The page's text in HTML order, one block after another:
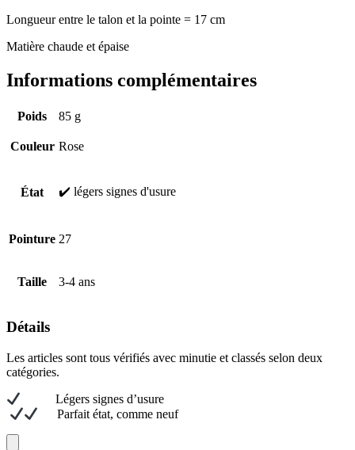
Longueur entre le talon et la pointe = 17 cm
Matière chaude et épaise
Informations complémentaires
Poids 85 g
Couleur Rose
État ✔️ légers signes d'usure
Pointure 27
Taille 3-4 ans
Détails
Les articles sont tous vérifiés avec minutie et classés selon deux
catégories.
Légers signes d’usure
Parfait état, comme neuf